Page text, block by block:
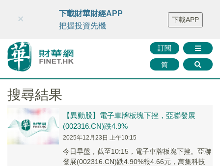
財華智庫網 FINTV FINMETA 財華證券 媒體矩陣
智庫沙龍
聯絡我們
訂閱
简
×
下載財華財經APP
把握投資先機
下載APP
搜尋結果
【異動股】電子車牌板塊下挫，亞聯發展
(002316.CN)跌4.9%
2025年12月23日 上午10:15
今日早盤，截至10:15，電子車牌板塊下挫。亞聯
發展(002316.CN)跌4.90%報4.66元，萬集科技